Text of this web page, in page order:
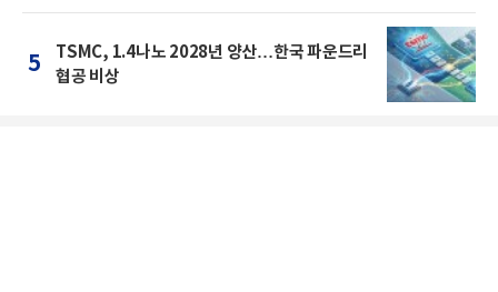
5
TSMC, 1.4나노 2028년 양산…한국 파운드리
협공 비상